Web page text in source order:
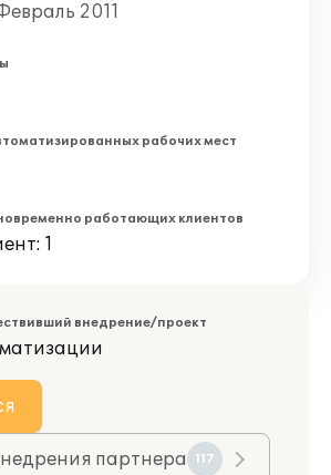
2011
рабочих мест
работающих клиентов
1
внедрение/проект
партнера 117